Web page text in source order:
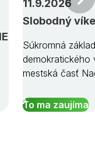
Slobodný
11.9.2026
Súkromná
demokratického
mestská časť
To ma zaujíma